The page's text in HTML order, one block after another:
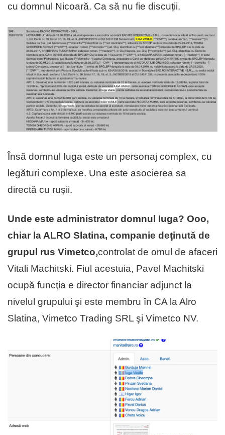
cu domnul Nicoară. Ca să nu fie discuții.
Însă domnul Iuga este un personaj complex, cu
legături complexe. Una este asocierea sa
directă cu rușii.
Unde este administrator domnul Iuga? Ooo,
chiar la ALRO Slatina, companie deţinută de
grupul rus Vimetco,controlat de omul de afaceri
Vitali Machitski. Fiul acestuia, Pavel Machitski
ocupă funcţia e director financiar adjunct la
nivelul grupului şi este membru în CA la Alro
Slatina, Vimetco Trading SRL şi Vimetco NV.